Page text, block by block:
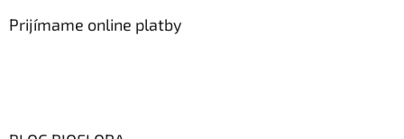
Prijímame online platby